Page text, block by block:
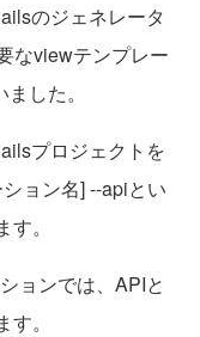
のジェネレータ
なviewテンプレー
した。
プロジェクトを
ョン名] --apiとい
。
ョンでは、APIと
。